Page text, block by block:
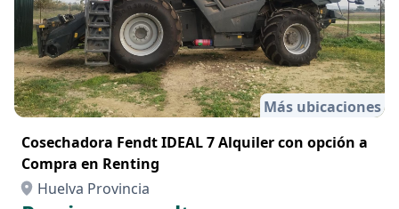
Más ubicaciones
Cosechadora Fendt IDEAL 7 Alquiler con opción a
Compra en Renting
Huelva Provincia